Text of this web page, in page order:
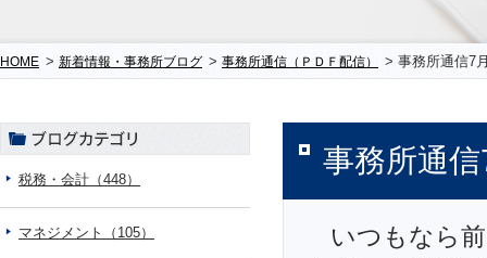
HOME > 新着情報・事務所ブログ > 事務所通信（ＰＤＦ配信） > 事務所通信7
事務所通
いつもなら前
税務・会計（448）
マネジメント（105）